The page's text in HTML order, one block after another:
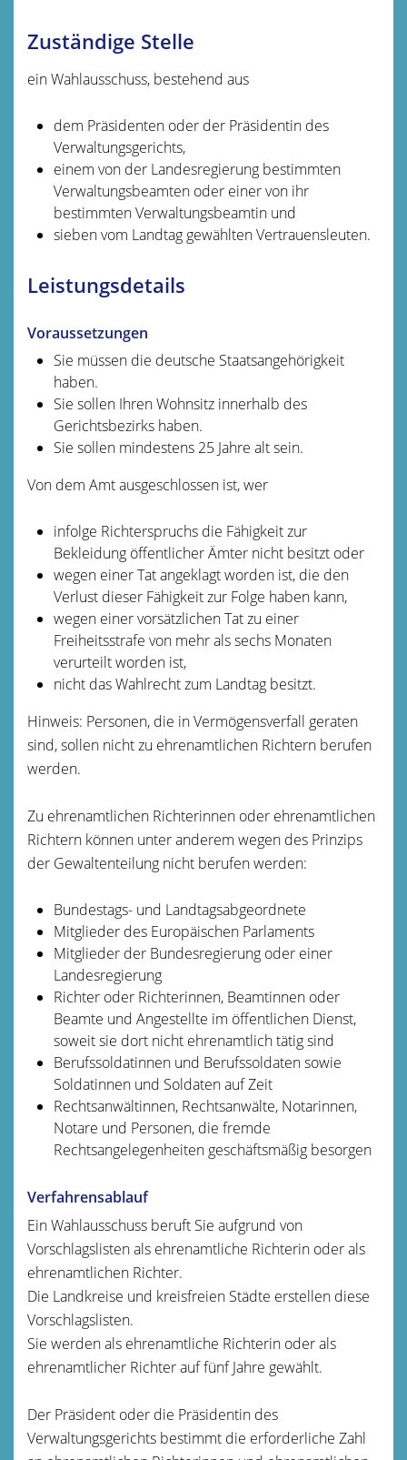
Zuständige Stelle
ein Wahlausschuss, bestehend aus
dem Präsidenten oder der Präsidentin des
Verwaltungsgerichts,
einem von der Landesregierung bestimmten
Verwaltungsbeamten oder einer von ihr
bestimmten Verwaltungsbeamtin und
sieben vom Landtag gewählten Vertrauensleuten.
Leistungsdetails
Voraussetzungen
Sie müssen die deutsche Staatsangehörigkeit
haben.
Sie sollen Ihren Wohnsitz innerhalb des
Gerichtsbezirks haben.
Sie sollen mindestens 25 Jahre alt sein.
Von dem Amt ausgeschlossen ist, wer
infolge Richterspruchs die Fähigkeit zur
Bekleidung öffentlicher Ämter nicht besitzt oder
wegen einer Tat angeklagt worden ist, die den
Verlust dieser Fähigkeit zur Folge haben kann,
wegen einer vorsätzlichen Tat zu einer
Freiheitsstrafe von mehr als sechs Monaten
verurteilt worden ist,
nicht das Wahlrecht zum Landtag besitzt.
Hinweis: Personen, die in Vermögensverfall geraten
sind, sollen nicht zu ehrenamtlichen Richtern berufen
werden.
Zu ehrenamtlichen Richterinnen oder ehrenamtlichen
Richtern können unter anderem wegen des Prinzips
der Gewaltenteilung nicht berufen werden:
Bundestags- und Landtagsabgeordnete
Mitglieder des Europäischen Parlaments
Mitglieder der Bundesregierung oder einer
Landesregierung
Richter oder Richterinnen, Beamtinnen oder
Beamte und Angestellte im öffentlichen Dienst,
soweit sie dort nicht ehrenamtlich tätig sind
Berufssoldatinnen und Berufssoldaten sowie
Soldatinnen und Soldaten auf Zeit
Rechtsanwältinnen, Rechtsanwälte, Notarinnen,
Notare und Personen, die fremde
Rechtsangelegenheiten geschäftsmäßig besorgen
Verfahrensablauf
Ein Wahlausschuss beruft Sie aufgrund von
Vorschlagslisten als ehrenamtliche Richterin oder als
ehrenamtlichen Richter.
Die Landkreise und kreisfreien Städte erstellen diese
Vorschlagslisten.
Sie werden als ehrenamtliche Richterin oder als
ehrenamtlicher Richter auf fünf Jahre gewählt.
Der Präsident oder die Präsidentin des
Verwaltungsgerichts bestimmt die erforderliche Zahl